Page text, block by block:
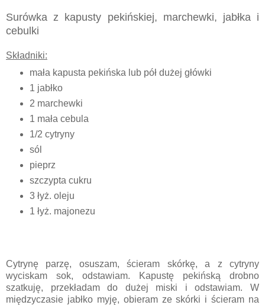
Surówka z kapusty pekińskiej, marchewki, jabłka i
cebulki
Składniki:
mała kapusta pekińska lub pół dużej główki
1 jabłko
2 marchewki
1 mała cebula
1/2 cytryny
sól
pieprz
szczypta cukru
3 łyż. oleju
1 łyż. majonezu
Cytrynę parzę, osuszam, ścieram skórkę, a z cytryny
wyciskam sok, odstawiam. Kapustę pekińską drobno
szatkuję, przekładam do dużej miski i odstawiam. W
międzyczasie jabłko myję, obieram ze skórki i ścieram na